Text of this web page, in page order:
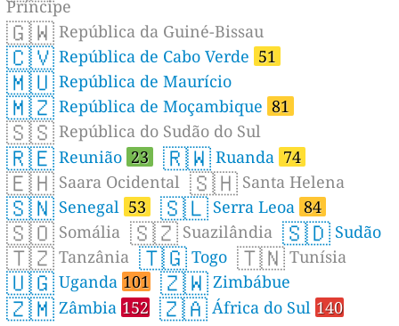
Príncipe
🇬🇼 República da Guiné-Bissau
🇨🇻 República de Cabo Verde 51
🇲🇺 República de Maurício
🇲🇿 República de Moçambique 81
🇸🇸 República do Sudão do Sul
🇷🇪 Reunião 23 🇷🇼 Ruanda 74
🇪🇭 Saara Ocidental 🇸🇭 Santa Helena
🇸🇳 Senegal 53 🇸🇱 Serra Leoa 84
🇸🇴 Somália 🇸🇿 Suazilândia 🇸🇩 Sudão
🇹🇿 Tanzânia 🇹🇬 Togo 🇹🇳 Tunísia
🇺🇬 Uganda 101 🇿🇼 Zimbábue
🇿🇲 Zâmbia 152 🇿🇦 África do Sul 140